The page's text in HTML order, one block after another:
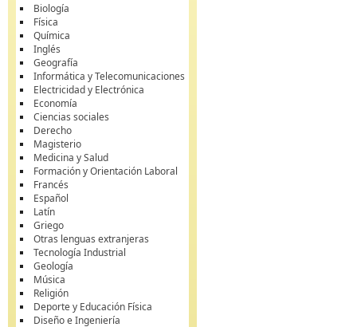
Biología
Física
Química
Inglés
Geografía
Informática y Telecomunicaciones
Electricidad y Electrónica
Economía
Ciencias sociales
Derecho
Magisterio
Medicina y Salud
Formación y Orientación Laboral
Francés
Español
Latín
Griego
Otras lenguas extranjeras
Tecnología Industrial
Geología
Música
Religión
Deporte y Educación Física
Diseño e Ingeniería